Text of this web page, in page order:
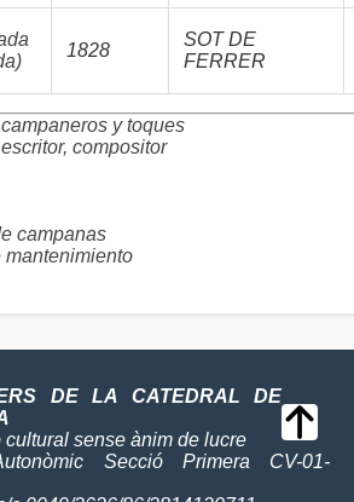
1828
SOT DE
FERRER
y toques
compositor
campanas
mantenimiento
DE LA CATEDRAL DE
sense ànim de lucre
Secció Primera CV-01-